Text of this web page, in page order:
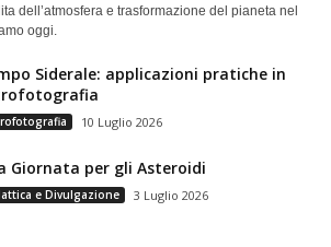
dell’atmosfera e trasformazione del pianeta nel
oggi.
Siderale: applicazioni pratiche in
10 Luglio 2026
Giornata per gli Asteroidi
e Divulgazione 3 Luglio 2026